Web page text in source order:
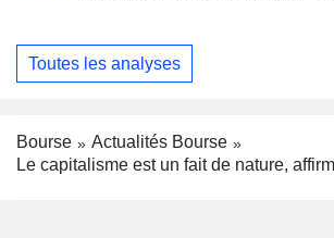
Toutes les analyses
Bourse
Actualités Bourse
Le capitalisme est un fait de nature,